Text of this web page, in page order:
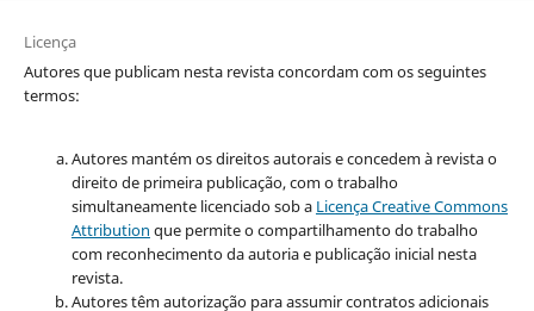
Licença
Autores que publicam nesta revista concordam com os seguintes
termos:
Autores mantém os direitos autorais e concedem à revista o
direito de primeira publicação, com o trabalho
simultaneamente licenciado sob a Licença Creative Commons
Attribution que permite o compartilhamento do trabalho
com reconhecimento da autoria e publicação inicial nesta
revista.
Autores têm autorização para assumir contratos adicionais